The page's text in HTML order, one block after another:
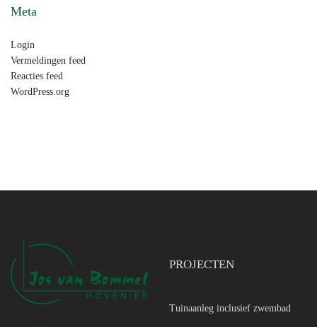
Meta
Login
Vermeldingen feed
Reacties feed
WordPress.org
PROJECTEN
Tuinaanleg inclusief zwembad